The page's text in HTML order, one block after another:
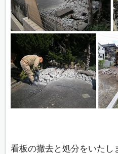
看板の撤去と処分をい